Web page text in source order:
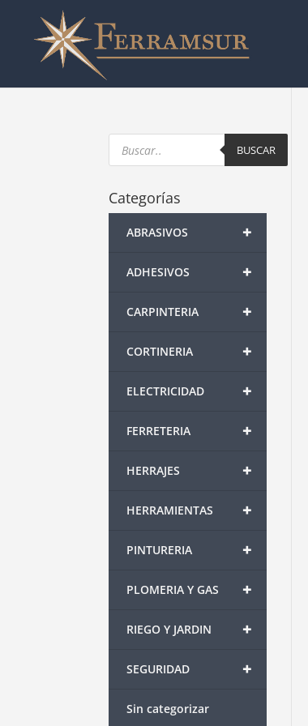
Products
search BUSCAR
Categorías
+
ABRASIVOS
+
ADHESIVOS
+
CARPINTERIA
+
CORTINERIA
+
ELECTRICIDAD
+
FERRETERIA
+
HERRAJES
+
HERRAMIENTAS
+
PINTURERIA
+
PLOMERIA Y GAS
+
RIEGO Y JARDIN
+
SEGURIDAD
Sin categorizar